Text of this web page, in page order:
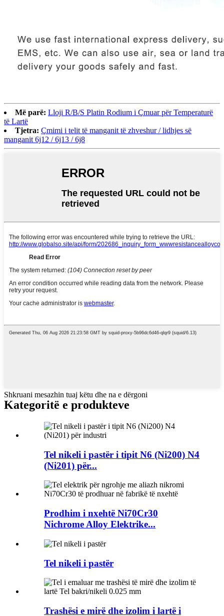
Më parë: Lloji R/B/S Platin Rodium i Çmuar për Temperaturë
të Lartë
Tjetra: Çmimi i telit të manganit të zhveshur / lidhjes së
manganit 6j12 / 6j13 / 6j8
Shkruani mesazhin tuaj këtu dhe na e dërgoni
Kategoritë e produkteve
Tel nikeli i pastër i tipit N6 (Ni200) N4
(Ni201) për...
Prodhim i nxehtë Ni70Cr30
Nichrome Alloy Elektrike...
Tel nikeli i pastër
Trashësi e mirë dhe izolim i lartë i